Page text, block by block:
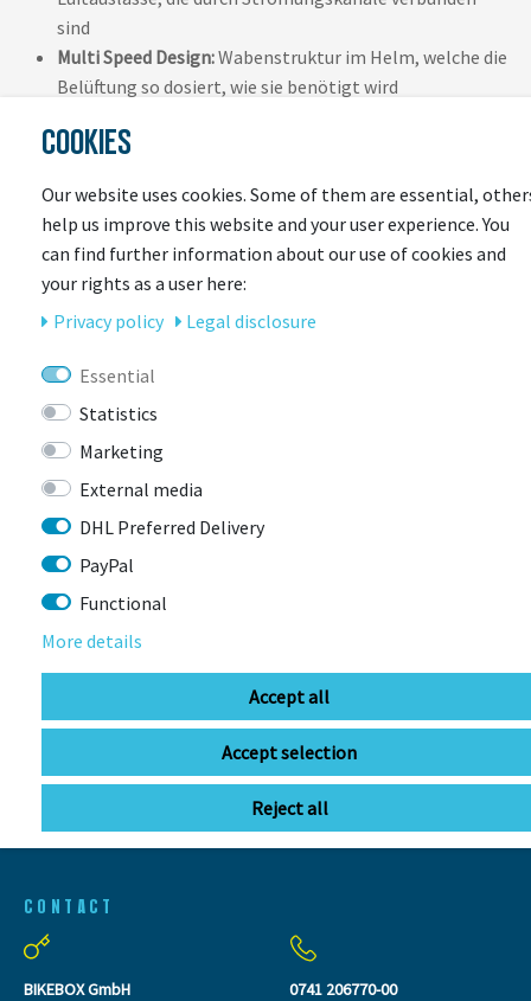
sind
Multi Speed Design:Wabenstruktur im Helm, welche die
Belüftung so dosiert, wie sie benötigt wird
hautfreundlich dank speziell entwickeltem Gurtprofil
griffigem Verstellrad für individuellen Sitz
ActiCage Lite:Im EPS integrierte Strukturverstärkung
zur Optimierung der Stabilität
AirPort:Aerodynamische Brillen-Halterung mit
Bügelführung
gut geeignet
SEEN
CONTACT
BIKEBOX GmbH
0741 206770-00
COOKIES
Our website uses cookies. Some of them are essential,
help us improve this website and your user experience. You
can find further information about our use of cookies and
your rights as a user here:
Privacy policy
Legal disclosure
Essential
Statistics
Marketing
External media
DHL Preferred Delivery
PayPal
Functional
More details
Accept all
Accept selection
Reject all